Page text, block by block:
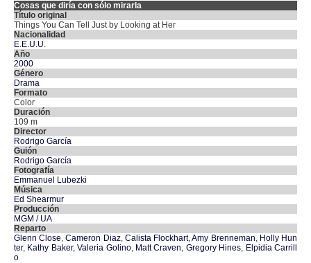
Cosas que diría con sólo mirarla
Título original
Things You Can Tell Just by Looking at Her
Nacionalidad
E.E.U.U.
Año
2000
Género
Drama
Formato
Color
Duración
109 m
Director
Rodrigo García
Guión
Rodrigo García
Fotografía
Emmanuel Lubezki
Música
Ed Shearmur
Producción
MGM / UA
Reparto
Glenn Close,Cameron Diaz, Calista Flockhart,Amy Brenneman, Holly Hun
ter, Kathy Baker,Valeria Golino, Matt Craven, Gregory Hines, Elpidia Carrill
o